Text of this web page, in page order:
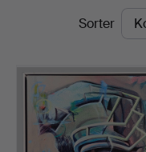
Igangværende
Sorter